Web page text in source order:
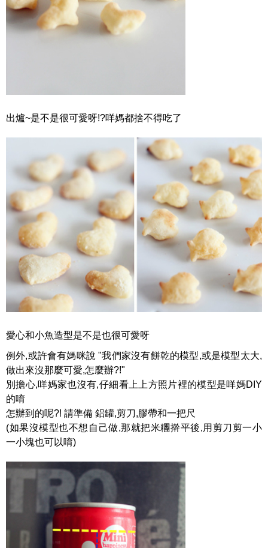
出爐~是不是很可愛呀!?咩媽都捨不得吃了
愛心和小魚造型是不是也很可愛呀
例外,或許會有媽咪說 "我們家沒有餅乾的模型,或是模型太大,
做出來沒那麼可愛,怎麼辦?!"
別擔心,咩媽家也沒有,仔細看上上方照片裡的模型是咩媽DIY
的唷
怎辦到的呢?! 請準備 鋁罐,剪刀,膠帶和一把尺
(如果沒模型也不想自己做,那就把米糰擀平後,用剪刀剪一小
一小塊也可以唷)